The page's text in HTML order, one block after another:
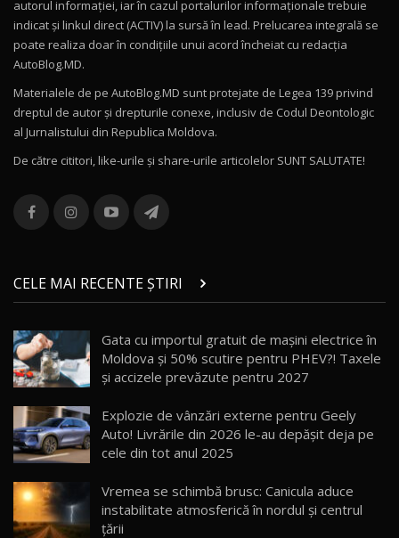
16:27
11
Noul Volvo ES90 / Test Drive AutoBlog.MD
12
Noul MG HS / Test Drive AutoBlog.MD
16:48
13
combină aventura cu luxul / AutoBlog.MD
36:08
chinez care face lumea să se întoarcă după el
/ AutoBlog.MD
17:27
15 14:37
16
AutoBlogMD
13:10
17
autorul informației, iar în cazul portalurilor informaționale trebuie
indicat și linkul direct (ACTIV) la sursă în lead. Prelucarea integrală se
poate realiza doar în condițiile unui acord încheiat cu redacţia
AutoBlog.MD.
Materialele de pe AutoBlog.MD sunt protejate de Legea 139 privind
dreptul de autor și drepturile conexe, inclusiv de Codul Deontologic
al Jurnalistului din Republica Moldova.
De către cititori, like-urile şi share-urile articolelor SUNT SALUTATE!
CELE MAI RECENTE ȘTIRI
Gata cu importul gratuit de mașini electrice în
Moldova și 50% scutire pentru PHEV?! Taxele
și accizele prevăzute pentru 2027
Explozie de vânzări externe pentru Geely
Auto! Livrările din 2026 le-au depășit deja pe
cele din tot anul 2025
Vremea se schimbă brusc: Canicula aduce
instabilitate atmosferică în nordul și centrul
țării